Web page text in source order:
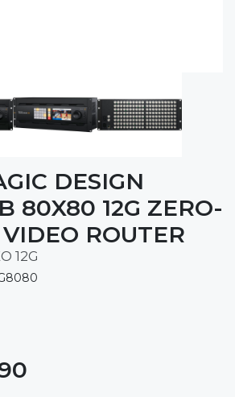
DESIGN
80X80 12G ZERO-
ROUTER
12G